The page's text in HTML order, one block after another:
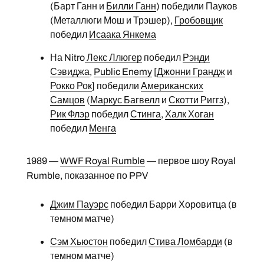
(Барт Ганн и Билли Ганн) победили Пауков
(Металлюги Мош и Трэшер), Гробовщик
победил Исаака Янкема
На NitroЛекс Ллюгерпобедил Рэнди
Сэвиджа, Public Enemy[Джонни Гранджи
Рокко Рок] победили Американских
Самцов (Маркус Багвелли Скотти Риггз),
Рик ФлэрпобедилСтинга, Халк Хоган
победил Менга
1989 —WWF Royal Rumble— первое шоу Royal
Rumble, показанное по PPV
Джим Пауэрспобедил Барри Хоровитца (в
темном матче)
Сэм Хьюстон победилСтива Ломбарди (в
темном матче)